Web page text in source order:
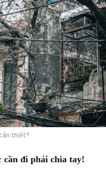
thiết?
cần đi phải chia tay!